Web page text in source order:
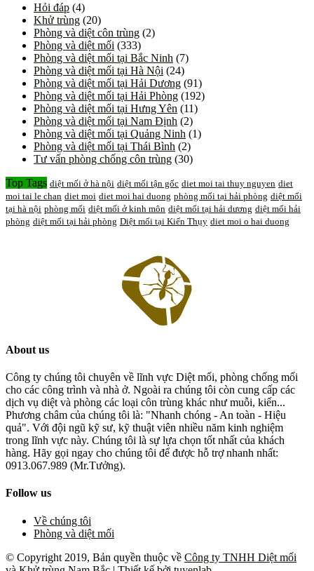
Hỏi đáp (4)
Khử trùng (20)
Phòng và diệt côn trùng (2)
Phòng và diệt mối (333)
Phòng và diệt mối tại Bắc Ninh (7)
Phòng và diệt mối tại Hà Nội (24)
Phòng và diệt mối tại Hải Dương (91)
Phòng và diệt mối tại Hải Phòng (192)
Phòng và diệt mối tại Hưng Yên (11)
Phòng và diệt mối tại Nam Định (2)
Phòng và diệt mối tại Quảng Ninh (1)
Phòng và diệt mối tại Thái Bình (2)
Tư vấn phòng chống côn trùng (30)
Top Tags diệt mối ở hà nội diệt mối tận gốc diet moi tai thuy nguyen diet
moi tai le chan diet moi diet moi hai duong phòng mối tại hải phòng diệt mối
tại hà nội phòng mối diệt mối ở kinh môn diệt mối tại hải dương diệt mối hải
phòng diệt mối tại hải phòng Diệt mối tại Kiến Thụy diet moi o hai duong
About us
Công ty chúng tôi chuyên về lĩnh vực Diệt mối, phòng chống mối
cho các công trình và nhà ở. Ngoài ra chúng tôi còn cung cấp các
dịch vụ diệt và phòng các loại côn trùng khác như muỗi, kiến...
Phương châm của chúng tôi là: "Nhanh chóng - An toàn - Hiệu
quả". Với đội ngũ kỹ sư, kỹ thuật viên nhiều năm kinh nghiệm
trong lĩnh vực này. Chúng tôi là sự lựa chọn tốt nhất của khách
hàng. Hãy gọi ngay cho chúng tôi để được hỗ trợ nhanh nhất:
0913.067.989 (Mr.Tưởng).
Follow us
Về chúng tôi
Phòng và diệt mối
© Copyright 2019, Bản quyền thuộc về Công ty TNHH Diệt mối